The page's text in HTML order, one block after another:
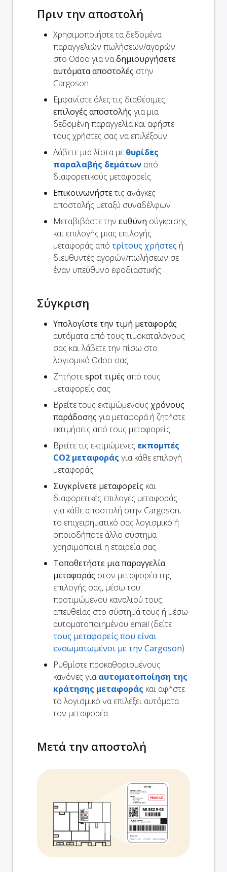
Πριν την αποστολή
Χρησιμοποιήστε τα δεδομένα
παραγγελιών πωλήσεων/αγορών
στο Odoo για ναδημιουργήσετε
αυτόματα αποστολές στην
Cargoson
Εμφανίστε όλες τις διαθέσιμες
επιλογές αποστολής για μια
δεδομένη παραγγελία και αφήστε
τους χρήστες σας να επιλέξουν
Λάβετε μια λίστα με θυρίδες
παραλαβής δεμάτων από
διαφορετικούς μεταφορείς
Επικοινωνήστετις ανάγκες
αποστολής μεταξύ συναδέλφων
Μεταβιβάστε την ευθύνη σύγκρισης
και επιλογής μιας επιλογής
μεταφοράς από τρίτους χρήστες ή
διευθυντές αγορών/πωλήσεων σε
έναν υπεύθυνο εφοδιαστικής
Σύγκριση
Υπολογίστε την τιμή μεταφοράς
αυτόματα από τους τιμοκαταλόγους
σας και λάβετε την πίσω στο
λογισμικό Odoo σας
Ζητήστεspot τιμές από τους
μεταφορείς σας
Βρείτε τους εκτιμώμενους χρόνους
παράδοσης για μεταφορά ή ζητήστε
εκτιμήσεις από τους μεταφορείς
Βρείτε τις εκτιμώμενες εκπομπές
CO2 μεταφοράς για κάθε επιλογή
μεταφοράς
Συγκρίνετε μεταφορείς και
διαφορετικές επιλογές μεταφοράς
για κάθε αποστολή στην Cargoson,
το επιχειρηματικό σας λογισμικό ή
οποιοδήποτε άλλο σύστημα
χρησιμοποιεί η εταιρεία σας
Τοποθετήστε μια παραγγελία
μεταφοράς στον μεταφορέα της
επιλογής σας, μέσω του
προτιμώμενου καναλιού τους:
απευθείας στο σύστημά τους ή μέσω
αυτοματοποιημένου email (δείτε
τους μεταφορείς που είναι
ενσωματωμένοι με την Cargoson)
Ρυθμίστε προκαθορισμένους
κανόνες γιααυτοματοποίηση της
κράτησης μεταφοράς και αφήστε
το λογισμικό να επιλέξει αυτόματα
τον μεταφορέα
Μετά την αποστολή